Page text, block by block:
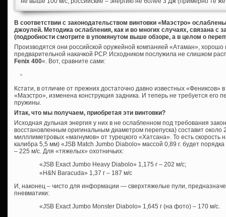
В соответствии с законодательством винтовки «Маэстро»
джоулей. Методика ослабления, как и во многих случаях, связана с
(подробности смотрите в упомянутом выше обзоре, а в целом о
Производятся они российской оружейной компанией «Атаман»,
предварительной накачкой PCP. Исходником послужила не слишком
Fenix 400«. Вот, сравните сами:
Кстати, в отличие от прежних достаточно давно известных «Фениксов»
«Маэстро», изменена конструкция задника. И теперь не требуется его
пружины.
Итак, что мы получаем, приобретая эти винтовки?
Исходная дульная энергия у них в не ослабленном под требования
восстановленным оригинальным диаметром перепуска) составит
милллиметровых «магнумов» от турецкого «Хатсана». То есть скорость
калибра 5,5 мм) «JSB Match Jumbo Diabolo» массой 0,89 г. будет
– 225 м/с. Для «тяжелых» охотничьих:
«JSB Exact Jumbo Heavy Diabolo» 1,175 г – 202 м/с;
«H&N Baracuda» 1,37 г – 187 м/с
И, наконец – чисто для информации — сверхтяжелые пули,
пневматики:
«JSB Exact Jumbo Monster Diabolo» 1,645 г (на фото) – 170 м/с.